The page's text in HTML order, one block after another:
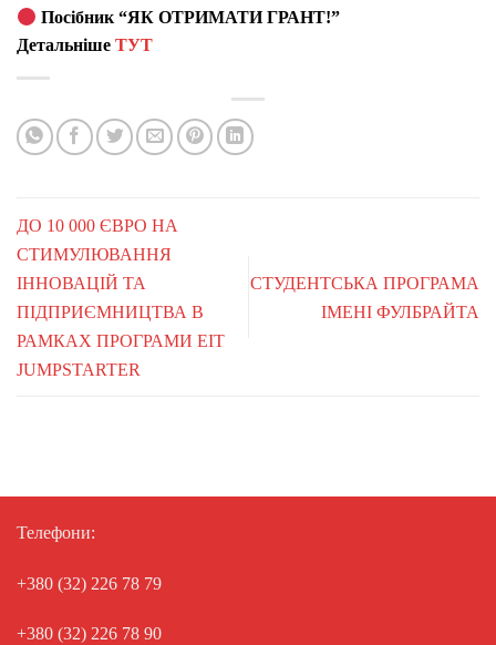
Посібник “ЯК ОТРИМАТИ ГРАНТ!”
Детальніше ТУТ
ДО 10 000 ЄВРО НА
СТИМУЛЮВАННЯ
ІННОВАЦІЙ ТА
ПІДПРИЄМНИЦТВА В
РАМКАХ ПРОГРАМИ EIT
JUMPSTARTER
СТУДЕНТСЬКА ПРОГРАМА
ІМЕНІ ФУЛБРАЙТА
Телефони:
+380 (32) 226 78 79
+380 (32) 226 78 90